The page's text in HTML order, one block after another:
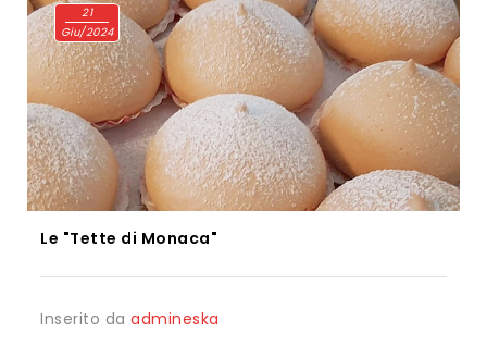
21
Giu/2024
Le "Tette di Monaca"
Inserito da admineska